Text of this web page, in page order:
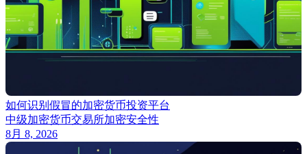
如何识别假冒的加密货币投资平台
中级加密货币交易所加密安全性
8月 8, 2026